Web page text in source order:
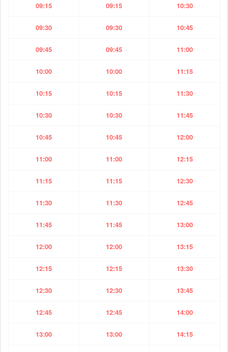
09:15 09:15 10:30
09:30 09:30 10:45
09:45 09:45 11:00
10:00 10:00 11:15
10:15 10:15 11:30
10:30 10:30 11:45
10:45 10:45 12:00
11:00 11:00 12:15
11:15 11:15 12:30
11:30 11:30 12:45
11:45 11:45 13:00
12:00 12:00 13:15
12:15 12:15 13:30
12:30 12:30 13:45
12:45 12:45 14:00
13:00 13:00 14:15